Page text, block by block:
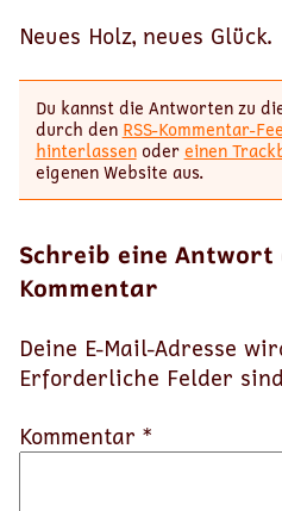
Neues Holz, neues Glück.
Du kannst die Antworten zu
durch den RSS-Kommentar-
hinterlassenodereinen
eigenen Website aus.
Schreib eine Antwort
Kommentar
Deine E-Mail-Adresse
Erforderliche Felder
Kommentar *